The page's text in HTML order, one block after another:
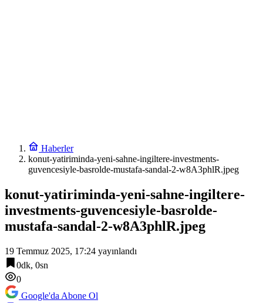
Haberler
konut-yatiriminda-yeni-sahne-ingiltere-investments-
guvencesiyle-basrolde-mustafa-sandal-2-w8A3phlR.jpeg
konut-yatiriminda-yeni-sahne-ingiltere-
investments-guvencesiyle-basrolde-
mustafa-sandal-2-w8A3phlR.jpeg
19 Temmuz 2025, 17:24 yayınlandı
0dk, 0sn
0
Google'da Abone Ol